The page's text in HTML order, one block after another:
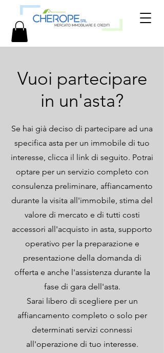
Vuoi partecipare
in un'asta?
Se hai già deciso di partecipare ad una
specifica asta per un immobile di tuo
interesse, clicca il link di seguito. Potrai
optare per un servizio completo con
consulenza preliminare, affiancamento
durante la visita all'immobile, stima del
valore di mercato e di tutti costi
accessori all'acquisto in asta, supporto
operativo per la preparazione e
presentazione della domanda di
offerta e anche l'assistenza durante la
fase di gara dell'asta.
Sarai libero di scegliere per un
affiancamento completo o solo per
determinati servizi connessi
all'operazione di tuo interesse.